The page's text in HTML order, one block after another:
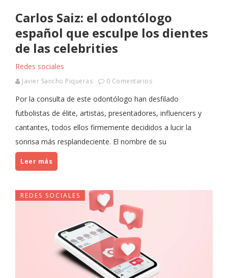
Carlos Saiz: el odontólogo
español que esculpe los dientes
de las celebrities
Redes sociales
Javier Sancho Piqueras 0 Comentarios
Por la consulta de este odontólogo han desfilado
futbolistas de élite, artistas, presentadores, influencers y
cantantes, todos ellos firmemente decididos a lucir la
sonrisa más resplandeciente. El nombre de su
Leer más
REDES SOCIALES